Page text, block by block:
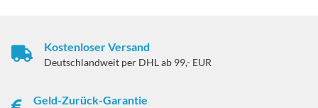
Kostenloser Versand
Deutschlandweit per DHL ab 99,- EUR
Geld-Zurück-Garantie